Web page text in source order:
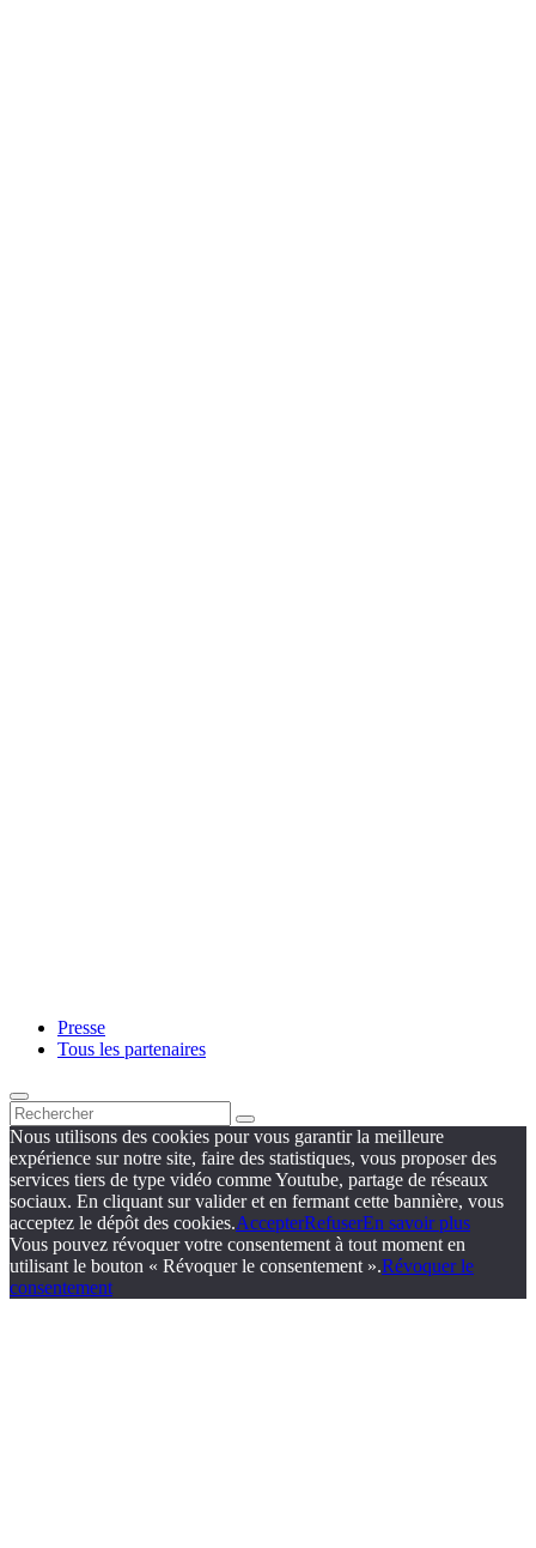
Presse
Tous les partenaires
Nous utilisons des cookies pour vous garantir la meilleure
expérience sur notre site, faire des statistiques, vous proposer des
services tiers de type vidéo comme Youtube, partage de réseaux
sociaux. En cliquant sur valider et en fermant cette bannière, vous
acceptez le dépôt des cookies.AccepterRefuserEn savoir plus
Vous pouvez révoquer votre consentement à tout moment en
utilisant le bouton « Révoquer le consentement ».Révoquer le
consentement